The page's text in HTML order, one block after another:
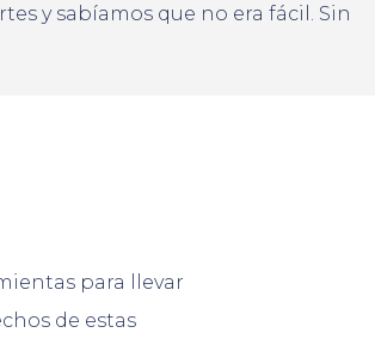
y sabíamos que no era fácil. Sin
para llevar
de estas